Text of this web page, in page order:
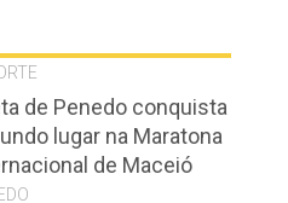
de Penedo conquista
lugar na Maratona
de Maceió